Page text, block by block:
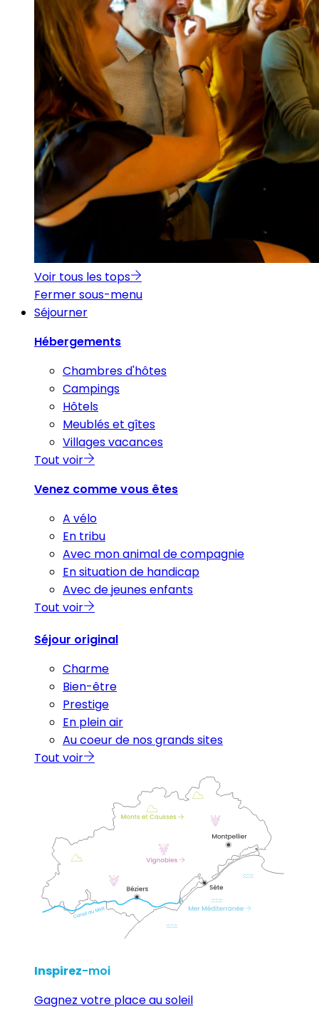
Voir tous les tops
Fermer sous-menu
Séjourner
Hébergements
Chambres d'hôtes
Campings
Hôtels
Meublés et gîtes
Villages vacances
Tout voir
Venez comme vous êtes
A vélo
En tribu
Avec mon animal de compagnie
En situation de handicap
Avec de jeunes enfants
Tout voir
Séjour original
Charme
Bien-être
Prestige
En plein air
Au coeur de nos grands sites
Tout voir
Inspirez-moi
Gagnez votre place au soleil